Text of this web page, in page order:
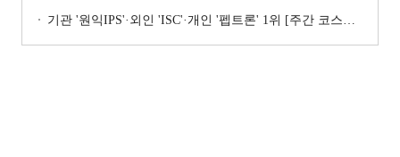
기관 '원익IPS'·외인 'ISC'·개인 '펩트론' 1위 [주간 코스닥 순매수- 2026년 7월6일~7월10일]